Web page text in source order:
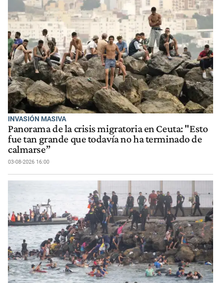
INVASIÓN MASIVA
Panorama de la crisis migratoria en Ceuta: "Esto
fue tan grande que todavía no ha terminado de
calmarse”
03-08-2026 16:00